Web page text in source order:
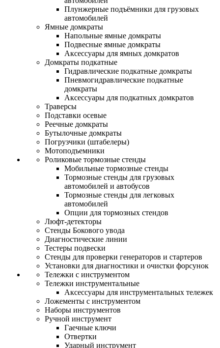
Плунжерные подъёмники для грузовых
автомобилей
Ямные домкраты
Напольные ямные домкраты
Подвесные ямные домкраты
Аксессуары для ямных домкратов
Домкраты подкатные
Гидравлические подкатные домкраты
Пневмогидравлические подкатные
домкраты
Аксессуары для подкатных домкратов
Траверсы
Подставки осевые
Реечные домкраты
Бутылочные домкраты
Погрузчики (штабелеры)
Мотоподъемники
Роликовые тормозные стенды
Мобильные тормозные стенды
Тормозные стенды для грузовых
автомобилей и автобусов
Тормозные стенды для легковых
автомобилей
Опции для тормозных стендов
Люфт-детекторы
Стенды Бокового увода
Диагностические линии
Тестеры подвески
Стенды для проверки генераторов и стартеров
Установки для диагностики и очистки форсунок
Тележки с инструментом
Тележки инструментальные
Аксессуары для инструментальных тележек
Ложементы с инструментом
Наборы инструментов
Ручной инструмент
Гаечные ключи
Отвертки
Ударный инструмент